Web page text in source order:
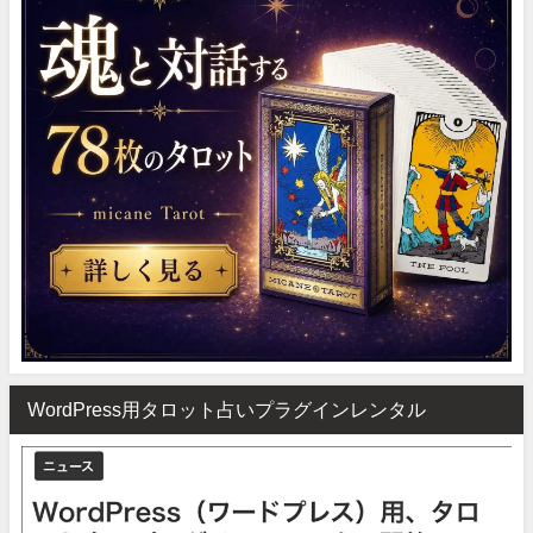
WordPress用タロット占いプラグインレンタル